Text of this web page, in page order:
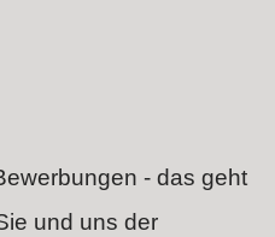
- das geht
und uns der